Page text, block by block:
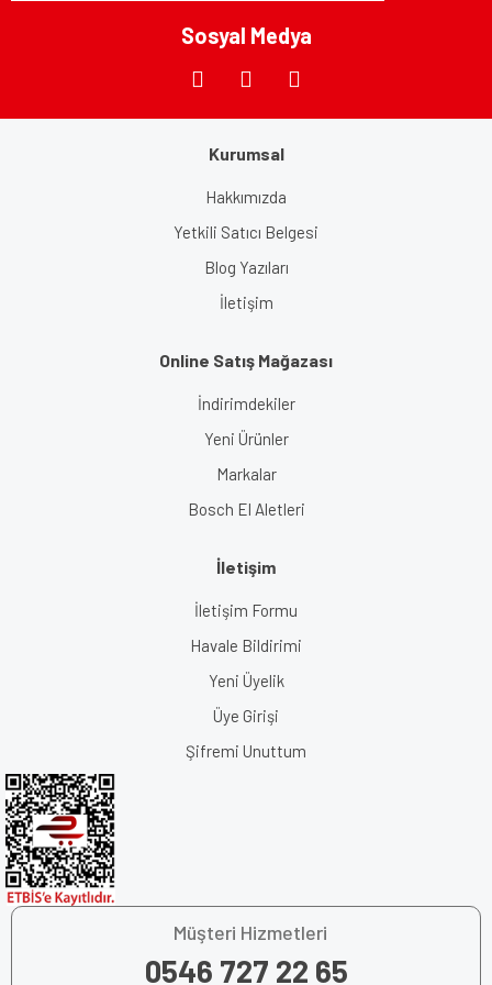
Sosyal Medya
Kurumsal
Hakkımızda
Yetkili Satıcı Belgesi
Blog Yazıları
İletişim
Online Satış Mağazası
İndirimdekiler
Yeni Ürünler
Markalar
Bosch El Aletleri
İletişim
İletişim Formu
Havale Bildirimi
Yeni Üyelik
Üye Girişi
Şifremi Unuttum
Müşteri Hizmetleri
0546 727 22 65